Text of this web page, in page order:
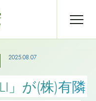
2025.08.07
」が(株)有隣